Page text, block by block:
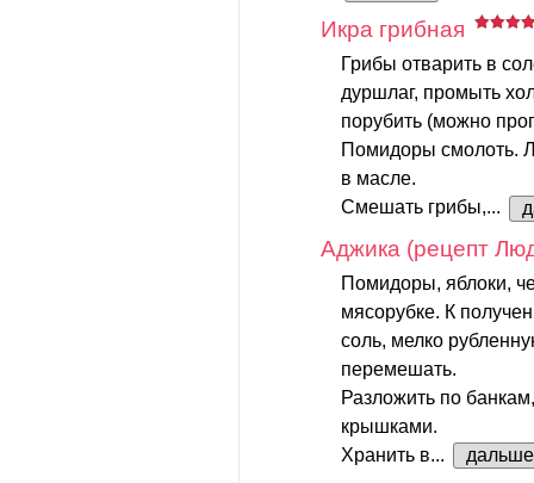
Икра грибная
Грибы отварить в
дуршлаг, промыть
порубить (можно
Помидоры смолоть.
в масле.
Смешать грибы,...
Аджика (рецепт
Помидоры, яблоки,
мясорубке. К
соль, мелко
перемешать.
Разложить по
крышками.
Хранить в...
дальше